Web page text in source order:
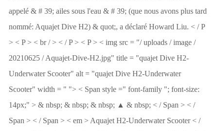
appelé & # 39; ailes sous l'eau & # 39; (que nous avons plus tard
nommé: Aquajet Dive H2) & quot;, a déclaré Howard Liu. < / P
> < P > < br / > < / P > < P > < img src = "/ uploads / image /
20210625 / Aquajet-Dive-H2.jpg" title = "quajet Dive H2-
Underwater Scooter" alt = "quajet Dive H2-Underwater
Scooter" width = " "> < Span style =" font-family "; font-size:
14px;" > & nbsp; & nbsp; & nbsp; ▲ & nbsp; < / Span > < /
Span > < / Span > < em > Aquajet H2-Underwater Scooter < /